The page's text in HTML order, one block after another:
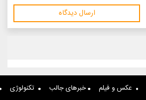
ارسال دیدگاه
عکس و فیلم خبرهای جالب تکنولوژی